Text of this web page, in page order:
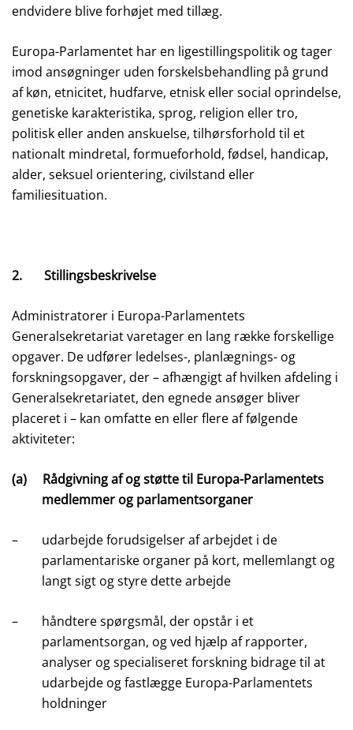
endvidere blive forhøjet med tillæg.
Europa-Parlamentet har en ligestillingspolitik og tager
imod ansøgninger uden forskelsbehandling på grund
af køn, etnicitet, hudfarve, etnisk eller social oprindelse,
genetiske karakteristika, sprog, religion eller tro,
politisk eller anden anskuelse, tilhørsforhold til et
nationalt mindretal, formueforhold, fødsel, handicap,
alder, seksuel orientering, civilstand eller
familiesituation.
2. Stillingsbeskrivelse
Administratorer i Europa-Parlamentets
Generalsekretariat varetager en lang række forskellige
opgaver. De udfører ledelses-, planlægnings- og
forskningsopgaver, der – afhængigt af hvilken afdeling i
Generalsekretariatet, den egnede ansøger bliver
placeret i – kan omfatte en eller flere af følgende
aktiviteter:
(a)
Rådgivning af og støtte til Europa-Parlamentets
medlemmer og parlamentsorganer
–
udarbejde forudsigelser af arbejdet i de
parlamentariske organer på kort, mellemlangt og
langt sigt og styre dette arbejde
–
håndtere spørgsmål, der opstår i et
parlamentsorgan, og ved hjælp af rapporter,
analyser og specialiseret forskning bidrage til at
udarbejde og fastlægge Europa-Parlamentets
holdninger